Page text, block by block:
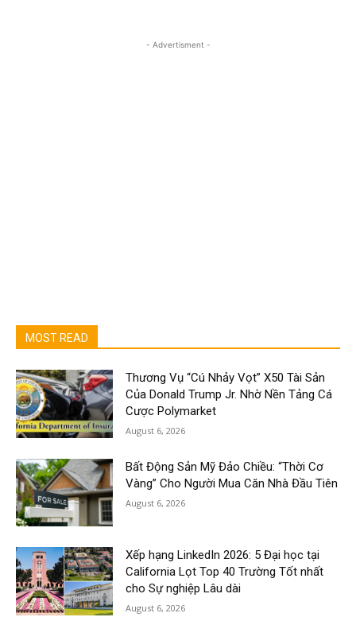
- Advertisment -
MOST READ
Thương Vụ “Cú Nhảy Vọt” X50 Tài Sản
Của Donald Trump Jr. Nhờ Nền Tảng Cá
Cược Polymarket
August 6, 2026
Bất Động Sản Mỹ Đảo Chiều: “Thời Cơ
Vàng” Cho Người Mua Căn Nhà Đầu Tiên
August 6, 2026
Xếp hạng LinkedIn 2026: 5 Đại học tại
California Lọt Top 40 Trường Tốt nhất
cho Sự nghiệp Lâu dài
August 6, 2026